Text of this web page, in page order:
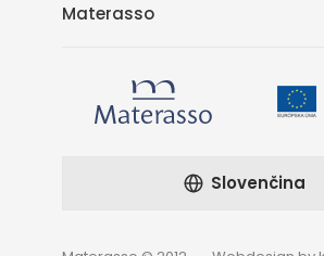
Materasso
Slovenčina